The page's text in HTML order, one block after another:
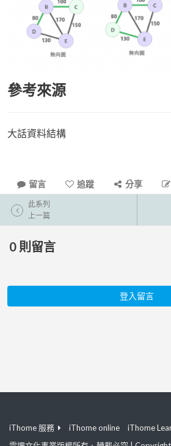
參考來源
大話資料結構
留言 追蹤 分享
此系列
上一篇
0 則留言
登入留言
iThome 服務 iThome online
iThome